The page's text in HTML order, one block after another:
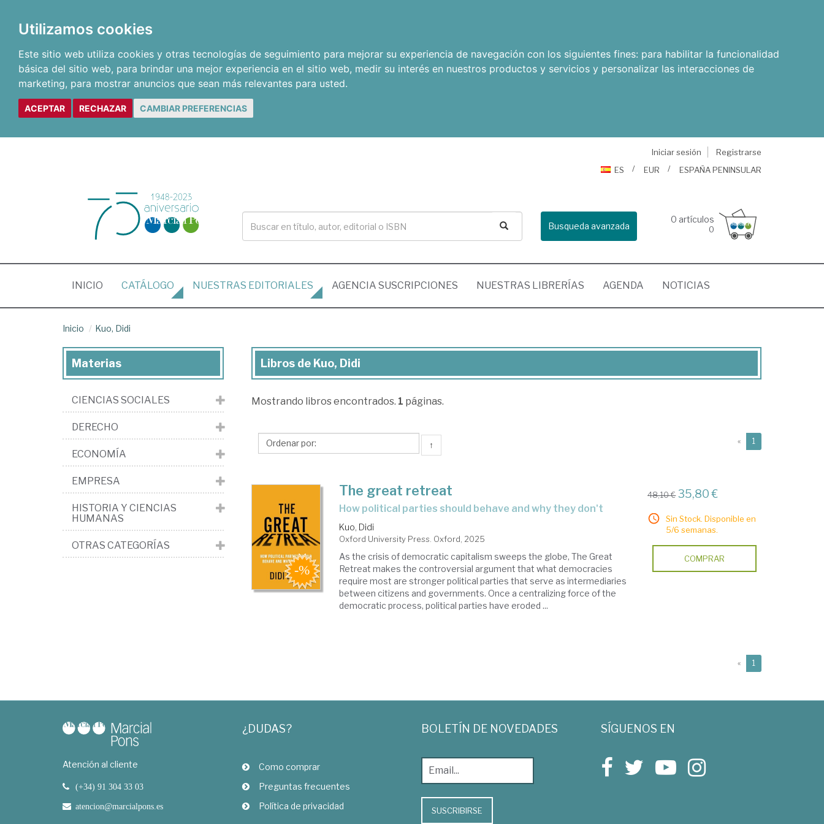
Utilizamos cookies
Este sitio web utiliza cookies y otras tecnologías de seguimiento para mejorar su experiencia de navegación con los siguientes fines: para habilitar la funcionalidad
básica del sitio web, para brindar una mejor experiencia en el sitio web, medir su interés en nuestros productos y servicios y personalizar las interacciones de
marketing, para mostrar anuncios que sean más relevantes para usted.
ACEPTAR RECHAZAR CAMBIAR PREFERENCIAS
Iniciar sesión
Registrarse
ES
EUR ESPAÑA PENINSULAR
Busqueda avanzada
0 artículos
0
INICIO (CURRENT)
CATÁLOGO NUESTRAS EDITORIALES AGENCIA SUSCRIPCIONES NUESTRAS LIBRERÍAS AGENDA NOTICIAS
Inicio Kuo, Didi
Libros
Kuo,
Libros de Kuo, Didi
Mostrando libros encontrados. 1 páginas.
↑ « 1
The great retreat
how political parties should behave and why they don't
Kuo, Didi
Oxford University Press. Oxford, 2025
As the crisis of democratic capitalism sweeps the globe, The Great
Retreat makes the controversial argument that what democracies
require most are stronger political parties that serve as intermediaries
between citizens and governments. Once a centralizing force of the
democratic process, political parties have eroded ...
48,10 € 35,80 €
Sin Stock. Disponible en
5/6 semanas.
COMPRAR
« 1
Materias
CIENCIAS SOCIALES
DERECHO
ECONOMÍA
EMPRESA
HISTORIA Y CIENCIAS
HUMANAS
OTRAS CATEGORÍAS
Atención al cliente
(+34) 91 304 33 03
atencion@marcialpons.es
¿DUDAS?
Como comprar
Preguntas frecuentes
Política de privacidad
BOLETÍN DE NOVEDADES
SUSCRIBIRSE
SÍGUENOS EN